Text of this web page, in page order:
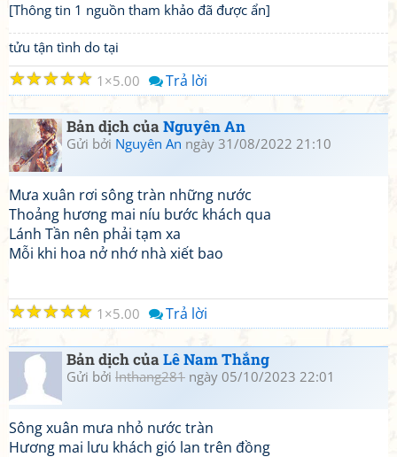
[Thông tin 1 nguồn tham khảo đã được ẩn]
tửu tận tình do tại
☆
☆
☆
☆
☆ 1 5.00 Trả lời
Bản dịch củaNguyên An
Gửi bởi Nguyên An ngày 31/08/2022 21:10
Mưa xuân rơi sông tràn những nước
Thoảng hương mai níu bước khách qua
Lánh Tần nên phải tạm xa
Mỗi khi hoa nở nhớ nhà xiết bao
☆
☆
☆
☆
☆ 1 5.00 Trả lời
Bản dịch củaLê Nam Thắng
Gửi bởi lnthang281 ngày 05/10/2023 22:01
Sông xuân mưa nhỏ nước tràn
Hương mai lưu khách gió lan trên đồng